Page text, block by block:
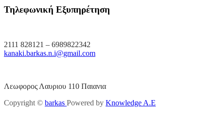
Τηλεφωνική Εξυπηρέτηση
2111 828121 – 6989822342
kanaki.barkas.n.i@gmail.com
Λεωφορος Λαυριου 110 Παιανια
Copyright © barkas Powered by Knowledge A.E